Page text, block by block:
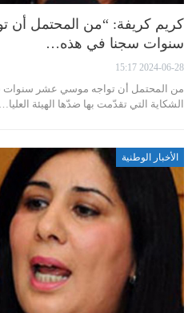
كريم كريفة: “من المحتمل أن
سنوات سجنا في هذه…
2024-06-28 15:17
من المحتمل أن تواجه موسي عشر سنوات
الشكاية التي تقدّمت بها ضدّها الهيئة العليا…
الأخبار الوطنية